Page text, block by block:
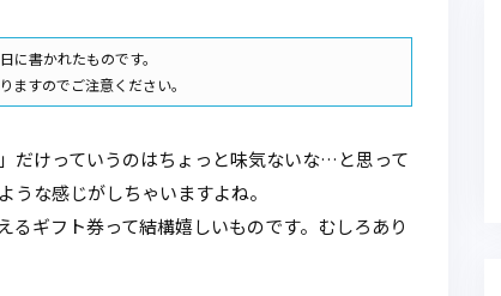
に書かれたものです。
ますのでご注意ください。
だけっていうのはちょっと味気ないな…と思って
うな感じがしちゃいますよね。
ギフト券って結構嬉しいものです。むしろあり